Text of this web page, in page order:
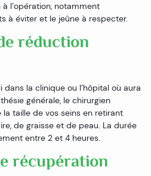
l’opération, notamment
à éviter et le jeûne à respecter.
réduction
dans la clinique ou l’hôpital où aura
générale, le chirurgien
taille de vos seins en retirant
de graisse et de peau. La durée
entre 2 et 4 heures.
récupération